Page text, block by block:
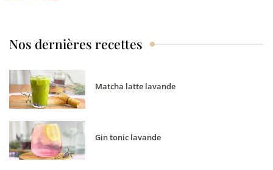
Nos dernières recettes
Matcha latte lavande
Gin tonic lavande